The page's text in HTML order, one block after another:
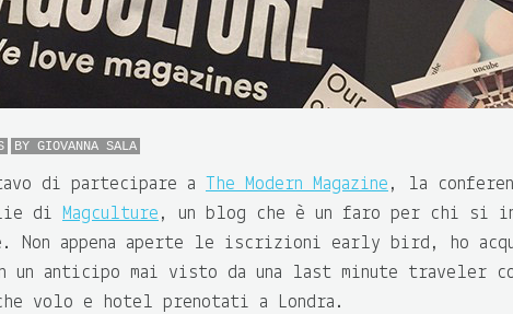
BY GIOVANNA SALA
di partecipare a The Modern Magazine , la
di Magculture , un blog che è un faro per chi si
Non appena aperte le iscrizioni early bird, ho
anticipo mai visto da una last minute traveler
volo e hotel prenotati a Londra.